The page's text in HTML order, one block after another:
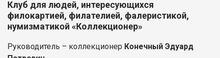
Клуб для людей, интересующихся
филокартией, филателией, фалеристикой,
нумизматикой «Коллекционер»
Руководитель – коллекционер Конечный Эдуард